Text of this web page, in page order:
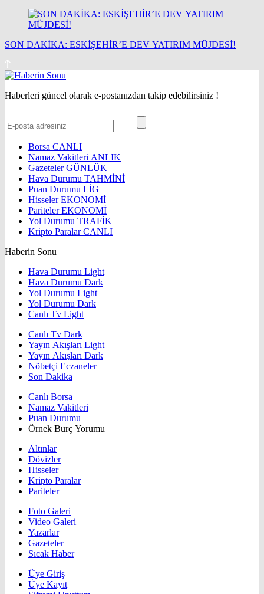
SON DAKİKA: ESKİŞEHİR’E DEV YATIRIM MÜJDESİ!
Haberleri güncel olarak e-postanızdan takip edebilirsiniz !
Borsa CANLI
Namaz Vakitleri ANLIK
GazetelerGÜNLÜK
Hava Durumu TAHMİNİ
Puan Durumu LİG
HisselerEKONOMİ
ParitelerEKONOMİ
Yol Durumu TRAFİK
Kripto ParalarCANLI
Haberin Sonu
Hava Durumu Light
Hava Durumu Dark
Yol Durumu Light
Yol Durumu Dark
Canlı Tv Light
Canlı Tv Dark
Yayın Akışları Light
Yayın Akışları Dark
Nöbetçi Eczaneler
Son Dakika
Canlı Borsa
Namaz Vakitleri
Puan Durumu
Örnek Burç Yorumu
Altınlar
Dövizler
Hisseler
Kripto Paralar
Pariteler
Foto Galeri
Video Galeri
Yazarlar
Gazeteler
Sıcak Haber
Üye Giriş
Üye Kayıt